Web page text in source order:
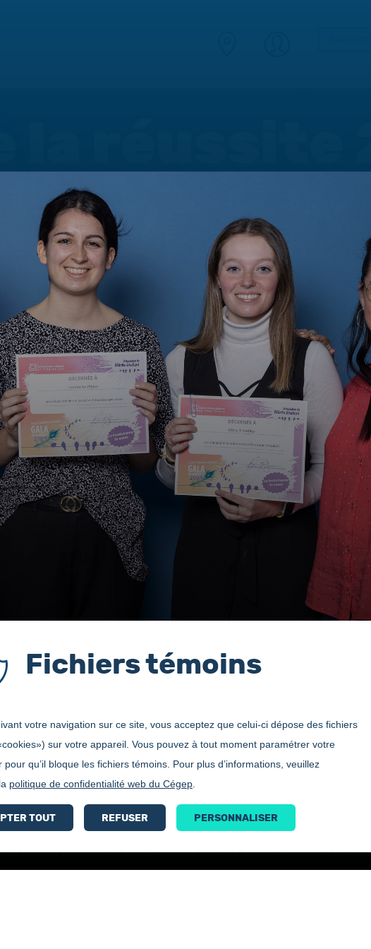
merci aux généreux
:
Tremblay (performante), Nathalye Girard du Carrefour Jeunesse-Emploi de Charlevoix
Fichiers témoins
votre navigation sur ce site, vous acceptez que celui-ci dépose des fichiers
sur votre appareil. Vous pouvez à tout moment paramétrer votre
pour qu’il bloque les fichiers témoins. Pour plus d’informations, veuillez
politique de confidentialité web du Cégep
TOUT REFUSER PERSONNALISER